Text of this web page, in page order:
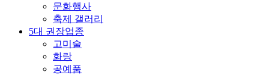
문화행사
축제 갤러리
5대 권장업종
고미술
화랑
공예품